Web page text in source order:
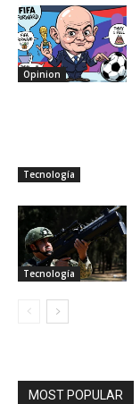
Opinion
Tecnología
Tecnología
MOST POPULAR